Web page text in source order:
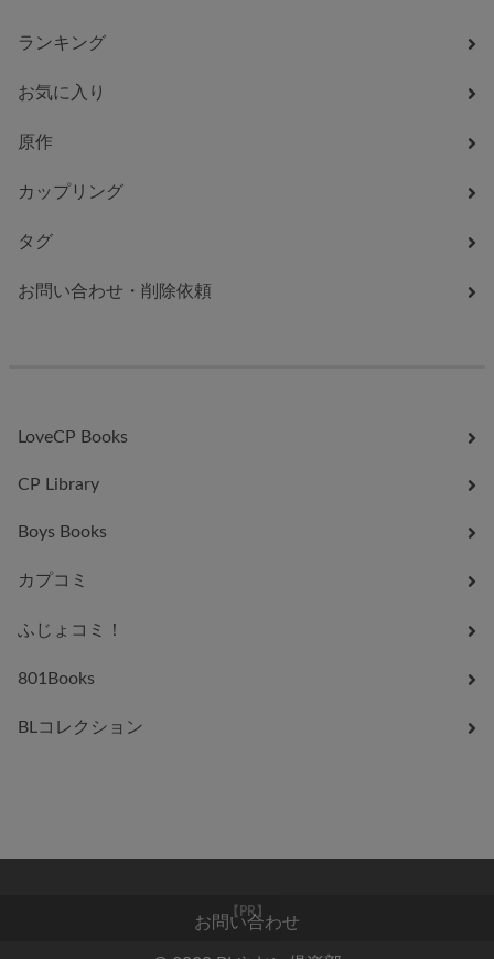
ランキング
お気に入り
原作
カップリング
タグ
お問い合わせ・削除依頼
LoveCP Books
CP Library
Boys Books
カプコミ
ふじょコミ！
801Books
BLコレクション
お問い合わせ